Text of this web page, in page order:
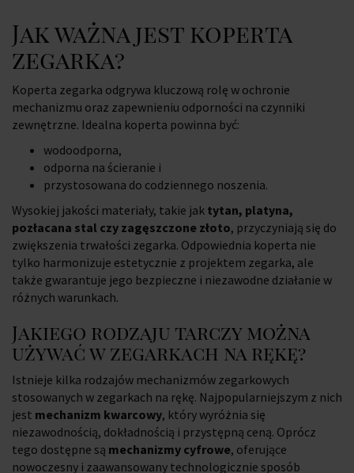
Jak ważna jest koperta
zegarka?
Koperta zegarka odgrywa kluczową rolę w ochronie
mechanizmu oraz zapewnieniu odporności na czynniki
zewnętrzne. Idealna koperta powinna być:
wodoodporna,
odporna na ścieranie i
przystosowana do codziennego noszenia.
Wysokiej jakości materiały, takie jak tytan, platyna,
pozłacana stal czy zagęszczone złoto, przyczyniają się do
zwiększenia trwałości zegarka. Odpowiednia koperta nie
tylko harmonizuje estetycznie z projektem zegarka, ale
także gwarantuje jego bezpieczne i niezawodne działanie w
różnych warunkach.
Jakiego rodzaju tarczy można
używać w zegarkach na rękę?
Istnieje kilka rodzajów mechanizmów zegarkowych
stosowanych w zegarkach na rękę. Najpopularniejszym z nich
jest mechanizm kwarcowy, który wyróżnia się
niezawodnością, dokładnością i przystępną ceną. Oprócz
tego dostępne są mechanizmy cyfrowe, oferujące
nowoczesny i zaawansowany technologicznie sposób